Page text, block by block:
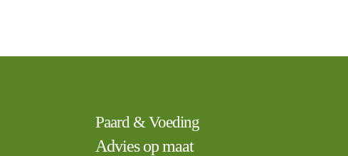
Paard & Voeding
Advies op maat